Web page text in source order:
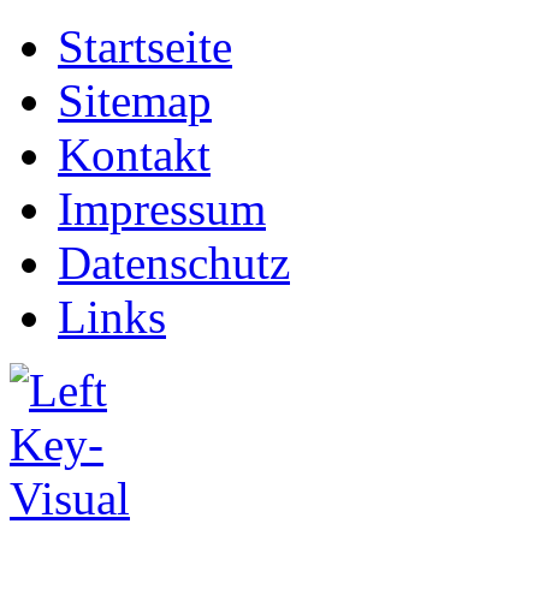
Startseite
Sitemap
Kontakt
Impressum
Datenschutz
Links